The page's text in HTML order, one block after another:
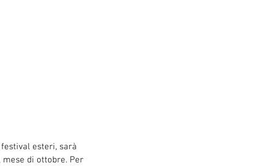
esteri, sarà
di ottobre. Per